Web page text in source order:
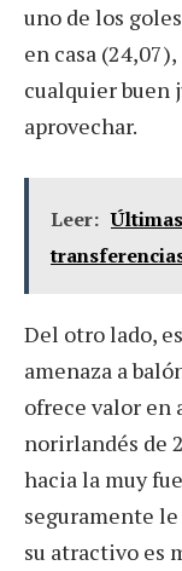
uno de los
en casa
cualquier buen
aprovechar.
Leer:
Del otro lado,
amenaza a
ofrece valor en
norirlandés de
hacia la muy
seguramente
su atractivo es